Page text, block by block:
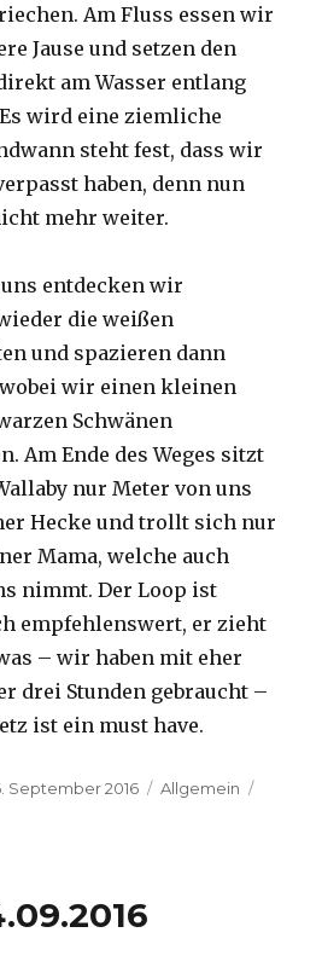
Am Fluss essen wir
Jause und setzen den
am Wasser entlang
wird eine ziemliche
steht fest, dass wir
haben, denn nun
mehr weiter.
entdecken wir
die weißen
und spazieren dann
wir einen kleinen
Schwänen
Am Ende des Weges sitzt
nur Meter von uns
Hecke und trollt sich nur
Mama, welche auch
nimmt. Der Loop ist
empfehlenswert, er zieht
– wir haben mit eher
drei Stunden gebraucht –
ist ein must have.
September 2016 Kategorien
Allgemein